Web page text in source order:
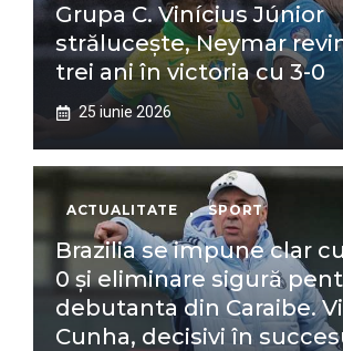
Grupa C. Vinícius Júnior
strălucește, Neymar
trei ani în victoria cu 3-0
25 iunie 2026
ACTUALITATE , SPORT
Brazilia se impune clar
0 și eliminare sigură
debutanta din Caraibe.
Cunha, decisivi în